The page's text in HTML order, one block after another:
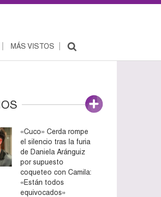
MÁS VISTOS
«Cuco» Cerda rompe
el silencio tras la furia
de Daniela Aránguiz
por supuesto
coqueteo con Camila:
«Están todos
equivocados»